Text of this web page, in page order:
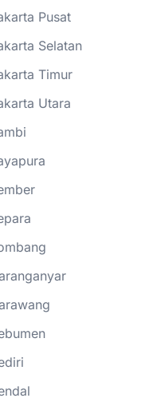
Pusat
Selatan
Timur
Utara